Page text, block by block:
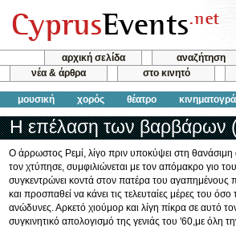
αρχική σελίδα αναζήτηση
νέα & άρθρα
στο κινητό
μουσική χορός θέατρο
Η επέλαση των βαρβάρων
Ο άρρωστος Ρεμί, λίγο πριν υποκύψει στη θανάσιμη
τον χτύπησε, συμφιλιώνεται με τον απόμακρο γιο
συγκεντρώνει κοντά στον πατέρα του αγαπημένους
και προσπαθεί να κάνει τις τελευταίες μέρες του
ανώδυνες. Αρκετό χιούμορ και λίγη πίκρα σε αυτό
συγκινητικό απολογισμό της γενιάς του '60,με όλη